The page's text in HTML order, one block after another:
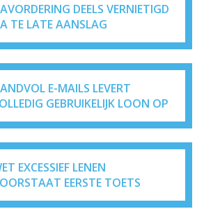
DEELS VERNIETIGD
TE LATE AANSLAG
E-MAILS LEVERT
GEBRUIKELIJK LOON OP
EXCESSIEF LENEN
EERSTE TOETS